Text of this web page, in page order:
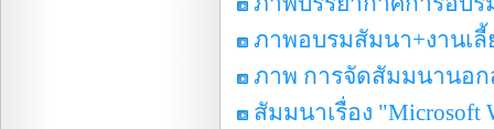
ภาพอบรมสัมนา+งานเลี้
ภาพ การจัดสัมมนานอก
สัมมนาเรื่อง "Microsoft